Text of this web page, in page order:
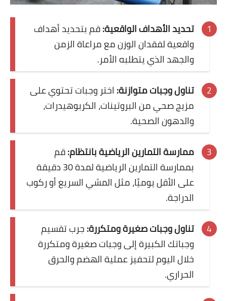
العناية بالشعر
العناية بالبشرة
رجيم وأنظمة غذائية
طرق تنزيل الوزن
تخفيف الوزن
طرق حرق الدهون
كيف أحافظ على وزني
منوعات في الوزن والرشاقة
تحديد الأهداف الواقعية:قم بتحديد أهداف
واقعية لفقدان الوزن مع مراعاة الزمن
والجهد الذي يتطلبه الأمر.
تناول وجبات متوازنة: اختر وجبات تحتوي على
مزيج صحي من البروتينات، الكربوهيدرات،
والدهون الصحية.
ممارسة التمارين الرياضية بانتظام:قم
بممارسة التمارين الرياضية لمدة 30 دقيقة
على الأقل يوميًا، مثل المشي السريع أو ركوب
الدراجة.
تناول وجبات صغيرة ومتكررة:جرب تقسيم
وجباتك الكبيرة إلى وجبات صغيرة ومتكررة
خلال اليوم لتحفيز عملية الهضم والحرق
الحراري.